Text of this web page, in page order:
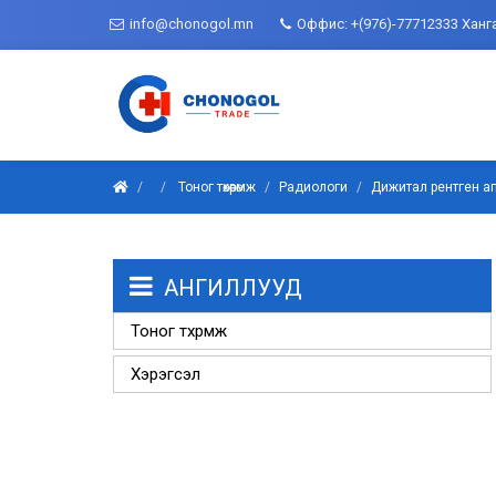
info@chonogol.mn Оффис: +(976)-77712333
Тоног төхөөрөмж Радиологи Дижитал рентген
АНГИЛЛУУД
Тоног төхөөрөмж
Хэрэгсэл